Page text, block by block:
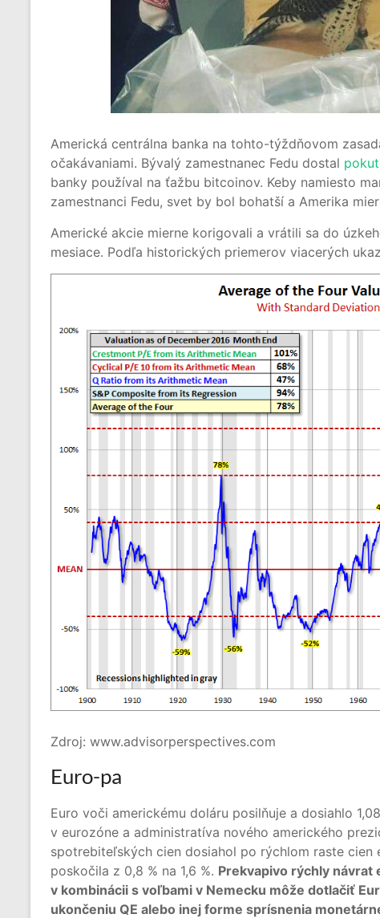
Americká centrálna banka na tohto-týždňovom
očakávaniami. Bývalý zamestnanec Fedu dostal
banky používal na ťažbu bitcoinov. Keby namiesto
zamestnanci Fedu, svet by bol bohatší a Amerika
Americké akcie mierne korigovali a vrátili sa do
mesiace. Podľa historických priemerov viacerých
Zdroj: www.advisorperspectives.com
Euro-pa
Euro voči americkému doláru posilňuje a dosiahlo
v eurozóne a administratíva nového amerického
spotrebiteľských cien dosiahol po rýchlom raste cien
poskočila z 0,8 % na 1,6 %. Prekvapivo rýchly návrat
v kombinácii s voľbami v Nemecku môže dotlačiť
ukončeniu QE alebo inej forme sprísnenia